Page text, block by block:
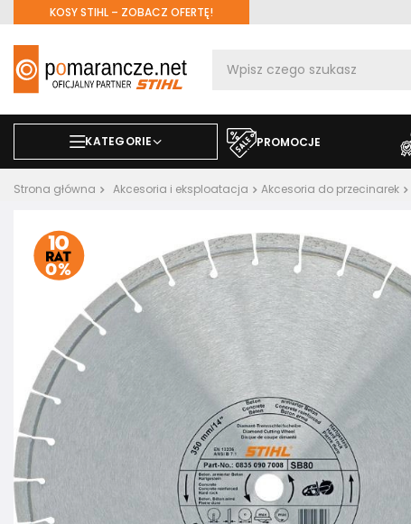
KOSY STIHL – ZOBACZ OFERTĘ!
KATEGORIE PROMOCJE
Strona główna Akcesoria i eksploatacja Akcesoria do przecinarek